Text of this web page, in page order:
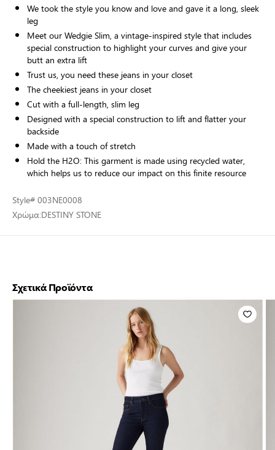
We took the style you know and love and gave it a long, sleek
leg
Meet our Wedgie Slim, a vintage-inspired style that includes
special construction to highlight your curves and give your
butt an extra lift
Trust us, you need these jeans in your closet
The cheekiest jeans in your closet
Cut with a full-length, slim leg
Designed with a special construction to lift and flatter your
backside
Made with a touch of stretch
Hold the H2O: This garment is made using recycled water,
which helps us to reduce our impact on this finite resource
Style# 003NE0008
Χρώμα:DESTINY STONE
Σχετικά Προϊόντα